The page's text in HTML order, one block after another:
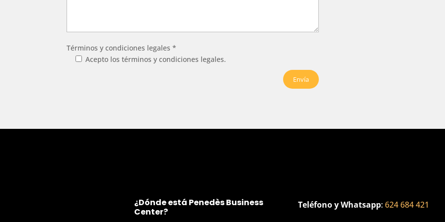
Términos y condiciones legales *
Acepto los términos y condiciones legales.
¿Dónde está Penedès Business
Center?
Teléfono y Whatsapp:624 684 421